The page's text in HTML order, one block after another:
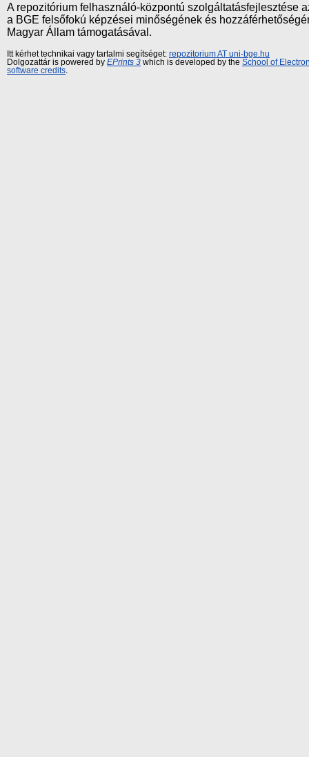
A repozitórium felhasználó-központú szolgáltatásfejlesztése
a BGE felsőfokú képzései minőségének és
Magyar Állam támogatásával.
Itt kérhet technikai vagy tartalmi segítséget: repozitorium AT uni-bge.hu
Dolgozattár is powered by EPrints 3 which is developed by the School of
software credits